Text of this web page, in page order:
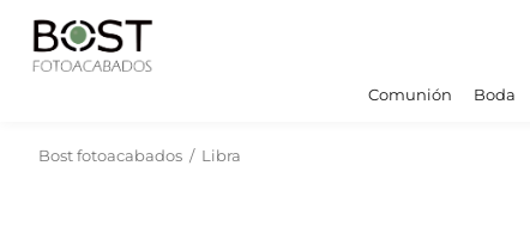
Comunión Boda
Bost fotoacabados / Libra